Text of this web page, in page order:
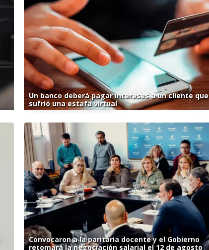
Un banco deberá pagar intereses a un cliente que
sufrió una estafa virtual
Convocaron a la paritaria docente y el Gobierno
retomará la negociación salarial el 12 de agosto